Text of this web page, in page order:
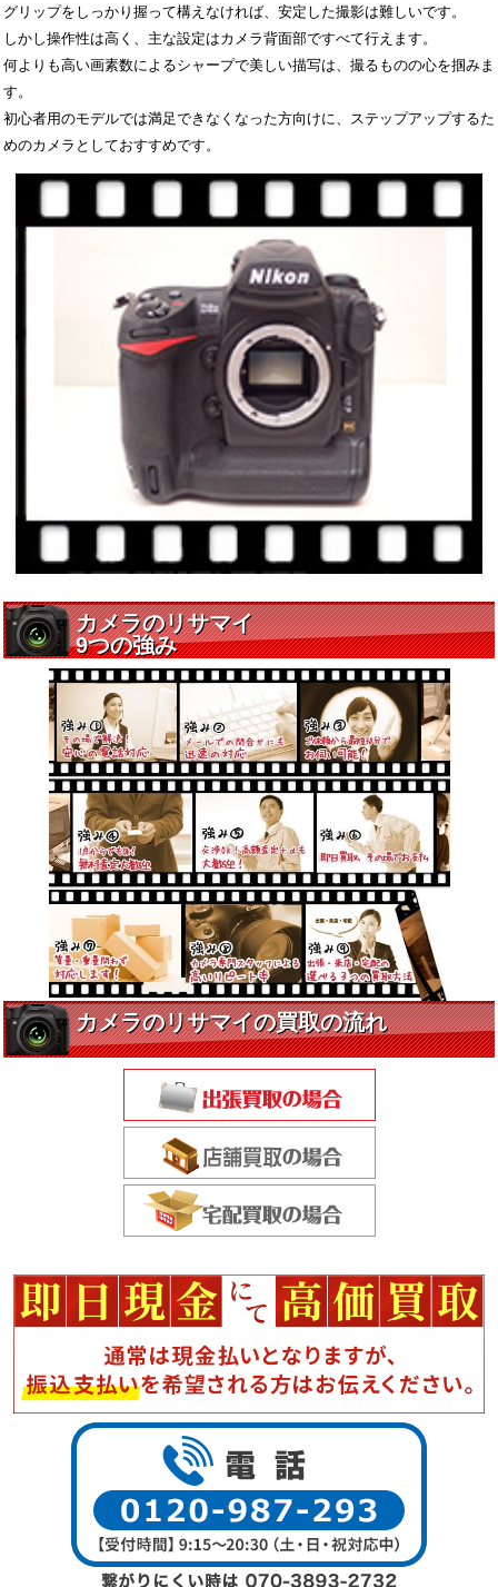
グリップをしっかり握って構えなければ、安定した撮影は難しいです。
しかし操作性は高く、主な設定はカメラ背面部ですべて行えます。
何よりも高い画素数によるシャープで美しい描写は、撮るものの心を掴みま
す。
初心者用のモデルでは満足できなくなった方向けに、ステップアップするた
めのカメラとしておすすめです。